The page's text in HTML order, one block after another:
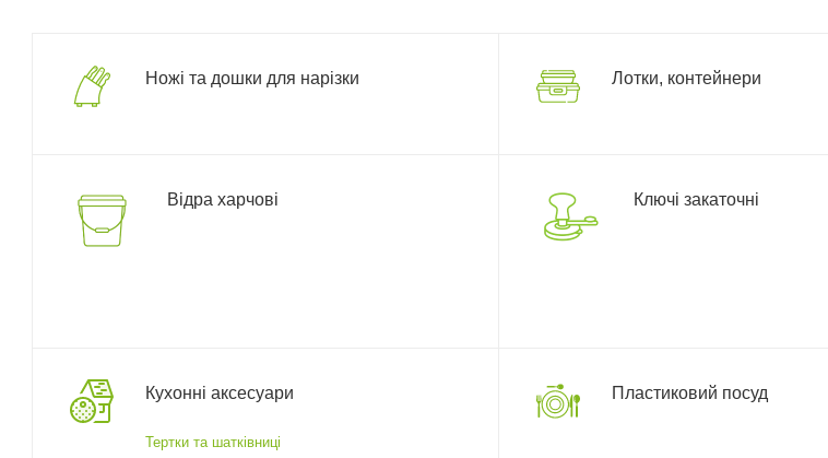
Ножі та дошки для нарізки Лотки, контейнери
Відра харчові Ключі закаточні
Кухонні аксесуари
Тертки та шатківниці
Пластиковий посуд